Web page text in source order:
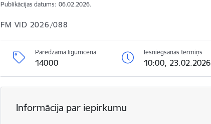
Publikācijas datums: 06.02.2026.
FM VID 2026/088
Paredzamā līgumcena
14000
Iesniegšanas termiņš
10:00, 23.02.2026
Informācija par iepirkumu